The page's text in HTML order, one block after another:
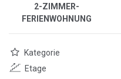
2-ZIMMER-
FERIENWOHNUNG
Kategorie
Etage